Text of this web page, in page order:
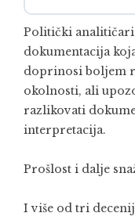
Politički analitičari
dokumentacija
doprinosi boljem
okolnosti, ali
razlikovati
interpretacija.
Prošlost i dalje
I više od tri